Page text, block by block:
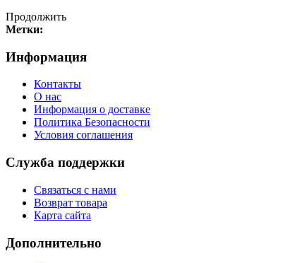
Продолжить
Метки:
Информация
Контакты
О нас
Информация о доставке
Политика Безопасности
Условия соглашения
Служба поддержки
Связаться с нами
Возврат товара
Карта сайта
Дополнительно